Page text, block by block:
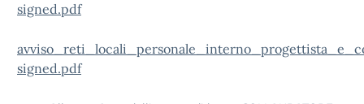
signed.pdf
signed.pdf